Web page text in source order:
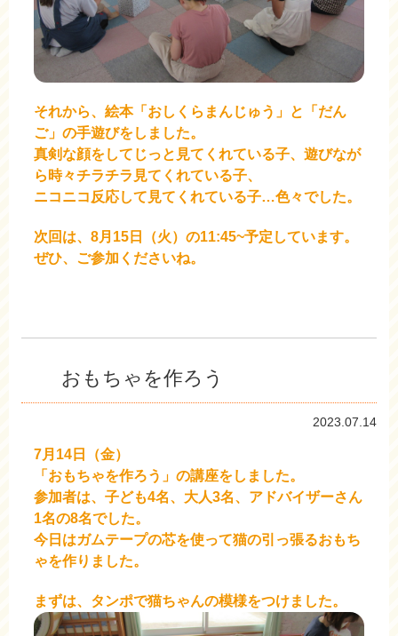
それから、絵本「おしくらまんじゅう」と「だん
ご」の手遊びをしました。
真剣な顔をしてじっと見てくれている子、遊びなが
ら時々チラチラ見てくれている子、
ニコニコ反応して見てくれている子…色々でした。
次回は、8月15日（火）の11:45~予定しています。
ぜひ、ご参加くださいね。
おもちゃを作ろう
2023.07.14
7月14日（金）
「おもちゃを作ろう」の講座をしました。
参加者は、子ども4名、大人3名、アドバイザーさん
1名の8名でした。
今日はガムテープの芯を使って猫の引っ張るおもち
ゃを作りました。
まずは、タンポで猫ちゃんの模様をつけました。